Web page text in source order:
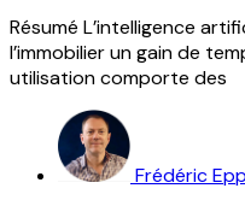
Résumé L’intelligence
l’immobilier un gain de
utilisation comporte des
Frédéric